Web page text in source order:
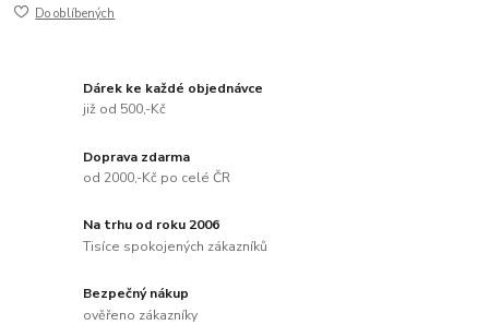
Do oblíbených
Dárek ke každé objednávce
již od 500,-Kč
Doprava zdarma
od 2000,-Kč po celé ČR
Na trhu od roku 2006
Tisíce spokojených zákazníků
Bezpečný nákup
ověřeno zákazníky